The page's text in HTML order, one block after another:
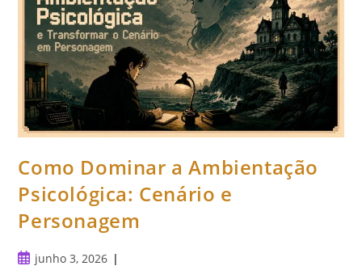
Como Dominar a Ambientação
Psicológica: Cenário e
Personagem
Postjunho 3, 2026